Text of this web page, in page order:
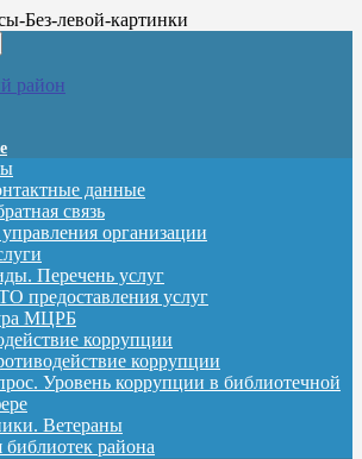
район
данные
связь
организации
Перечень услуг
предоставления услуг
МЦРБ
коррупции
коррупции
Уровень коррупции в библиотечной
Ветераны
библиотек района